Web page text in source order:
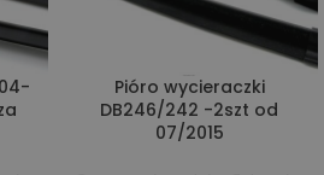
Pióro wycieraczki
DB246/242 -2szt od
07/2015